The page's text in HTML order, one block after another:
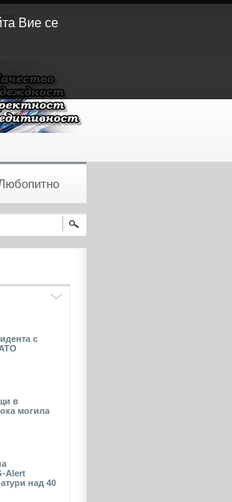
с
в
могила
Alert
над 40
Вие се